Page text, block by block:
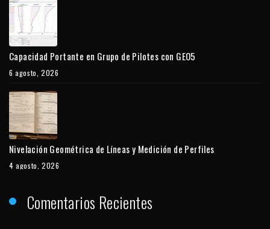
Capacidad Portante en Grupo de Pilotes con GEO5
6 agosto, 2026
Nivelación Geométrica de Líneas y Medición de Perfiles
4 agosto, 2026
Comentarios Recientes